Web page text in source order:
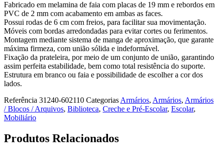
Fabricado em melamina de faia com placas de 19 mm e rebordos em
PVC de 2 mm com acabamento em ambas as faces.
Possui rodas de 6 cm com freios, para facilitar sua movimentação.
Móveis com bordas arredondadas para evitar cortes ou ferimentos.
Montagem mediante sistema de manga de aproximação, que garante
máxima firmeza, com união sólida e indeformável.
Fixação da prateleira, por meio de um conjunto de união, garantindo
assim perfeita estabilidade, bem como total resistência do suporte.
Estrutura em branco ou faia e possibilidade de escolher a cor dos
lados.
Referência 31240-602110 Categorias Armários, Armários, Armários
/ Blocos / Arquivos, Biblioteca, Creche e Pré-Escolar, Escolar,
Mobiliário
Produtos Relacionados